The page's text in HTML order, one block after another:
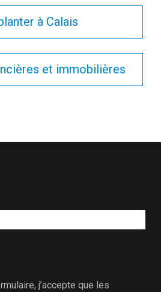
à Calais
et immobilières
j’accepte que les